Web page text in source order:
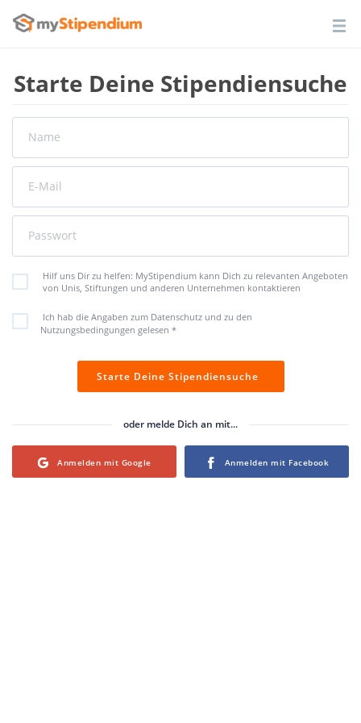
Starte Deine Stipendiensuche
Name
E-Mail
Passwort
Hilf uns Dir zu helfen: MyStipendium kann Dich zu relevanten Angeboten
von Unis, Stiftungen und anderen Unternehmen kontaktieren
Ich hab die Angaben zum Datenschutz und zu den
Nutzungsbedingungen gelesen *
Starte Deine Stipendiensuche
oder melde Dich an mit...
Login with Google Login with Facebook